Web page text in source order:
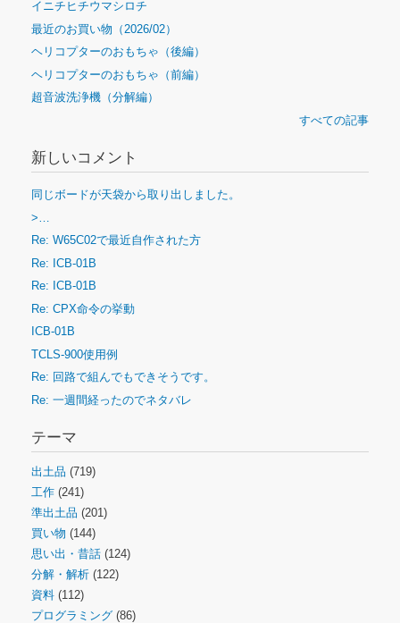
イニチヒチウマシロチ
最近のお買い物（2026/02）
ヘリコプターのおもちゃ（後編）
ヘリコプターのおもちゃ（前編）
超音波洗浄機（分解編）
すべての記事
新しいコメント
同じボードが天袋から取り出しました。
>…
Re: W65C02で最近自作された方
Re: ICB-01B
Re: ICB-01B
Re: CPX命令の挙動
ICB-01B
TCLS-900使用例
Re: 回路で組んでもできそうです。
Re: 一週間経ったのでネタバレ
テーマ
出土品 (719)
工作 (241)
準出土品 (201)
買い物 (144)
思い出・昔話 (124)
分解・解析 (122)
資料 (112)
プログラミング (86)